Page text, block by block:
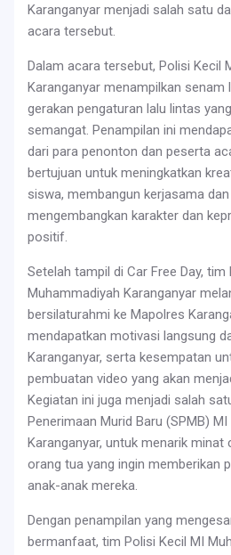
Karanganyar menjadi salah satu
acara tersebut.
Dalam acara tersebut, Polisi Kecil
Karanganyar menampilkan senam
gerakan pengaturan lalu lintas
semangat. Penampilan ini
dari para penonton dan peserta
bertujuan untuk meningkatkan
siswa, membangun kerjasama
mengembangkan karakter dan
positif.
Setelah tampil di Car Free Day, tim
Muhammadiyah Karanganyar
bersilaturahmi ke Mapolres
mendapatkan motivasi langsung
Karanganyar, serta kesempatan
pembuatan video yang akan
Kegiatan ini juga menjadi salah
Penerimaan Murid Baru (SPMB)
Karanganyar, untuk menarik minat
orang tua yang ingin memberikan
anak-anak mereka.
Dengan penampilan yang
bermanfaat, tim Polisi Kecil MI